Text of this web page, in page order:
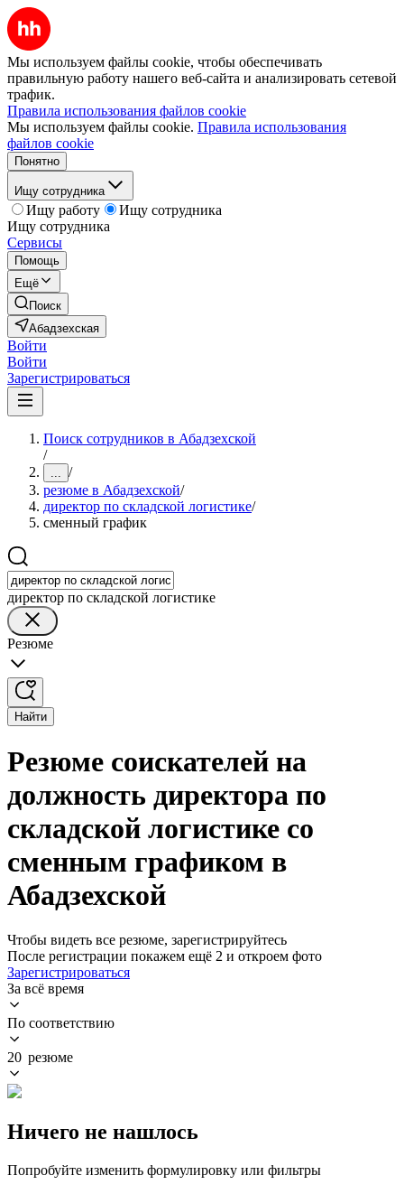
Мы используем файлы cookie, чтобы обеспечивать
правильную работу нашего веб-сайта и анализировать сетевой
трафик.
Правила использования файлов cookie
Мы используем файлы cookie. Правила использования
файлов cookie
Понятно
Ищу сотрудника
Ищу работу
Ищу сотрудника
Ищу сотрудника
Сервисы
Помощь
Ещё
Поиск
Абадзехская
Войти
Войти
Зарегистрироваться
Поиск сотрудников в Абадзехской
/
... /
резюме в Абадзехской/
директор по складской логистике/
сменный график
директор по складской логистике
Резюме
Найти
Резюме соискателей на
должность директора по
складской логистике со
сменным графиком в
Абадзехской
Чтобы видеть все резюме, зарегистрируйтесь
После регистрации покажем ещё 2 и откроем фото
Зарегистрироваться
За всё время
По соответствию
20 резюме
Ничего не нашлось
Попробуйте изменить формулировку или фильтры